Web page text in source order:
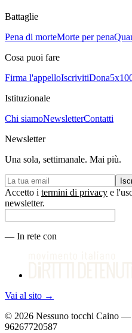
Battaglie
Pena di morteMorte per pena
Cosa puoi fare
Firma l'appelloIscrivitiDona
Istituzionale
Chi siamoNewsletterContatti
Newsletter
Una sola, settimanale. Mai più.
Accetto i termini di privacy e
newsletter.
— In rete con
Vai al sito →
© 2026 Nessuno tocchi Caino —
96267720587